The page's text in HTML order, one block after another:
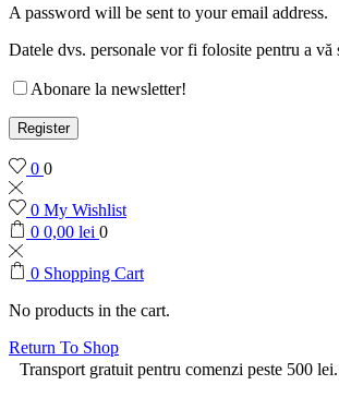
A password will be sent to your email address.
Datele dvs. personale vor fi folosite pentru a
Abonare la newsletter!
Register
0 0
0 My Wishlist
0 0,00 lei 0
0 Shopping Cart
No products in the cart.
Return To Shop
Transport gratuit pentru comenzi peste 500 lei.